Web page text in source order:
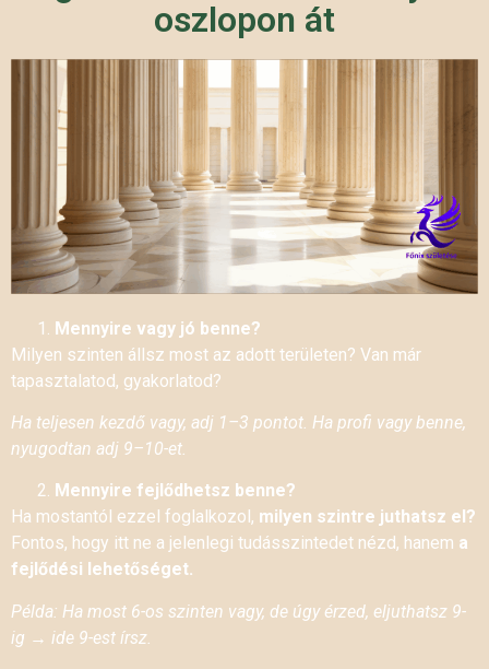
oszlopon át
Mennyire vagy jó benne?
Milyen szinten állsz most az adott területen? Van már
tapasztalatod, gyakorlatod?
Ha teljesen kezdő vagy, adj 1–3 pontot. Ha profi vagy benne,
nyugodtan adj 9–10-et.
Mennyire fejlődhetsz benne?
Ha mostantól ezzel foglalkozol, milyen szintre juthatsz el?
Fontos, hogy itt ne a jelenlegi tudásszintedet nézd, hanem a
fejlődési lehetőséget.
Példa: Ha most 6-os szinten vagy, de úgy érzed, eljuthatsz 9-
ig → ide 9-est írsz.